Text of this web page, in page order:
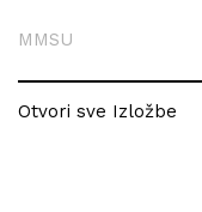
MMSU
Otvori sve Izložbe